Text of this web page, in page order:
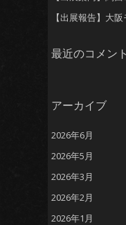
【出展報告】大
最近のコメント
アーカイブ
2026年6月
2026年5月
2026年3月
2026年2月
2026年1月